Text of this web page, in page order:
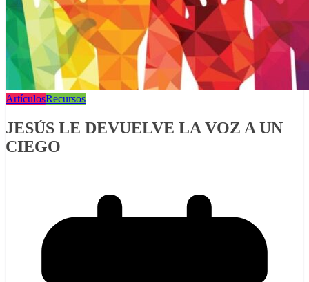
ArtículosRecursos
JESÚS LE DEVUELVE LA VOZ A UN
CIEGO